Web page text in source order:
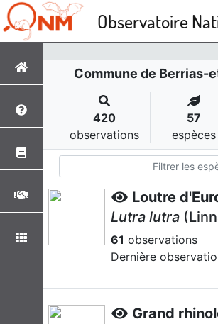
Observatoire
Commune de Berrias-
420
observations
57
espèces
Loutre
Lutra lutra
61 observations
Dernière
Grand